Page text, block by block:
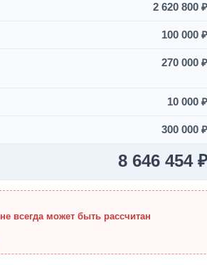
2 620 800 ₽
100 000 ₽
270 000 ₽
10 000 ₽
300 000 ₽
8 646 454 ₽
не всегда может быть рассчитан